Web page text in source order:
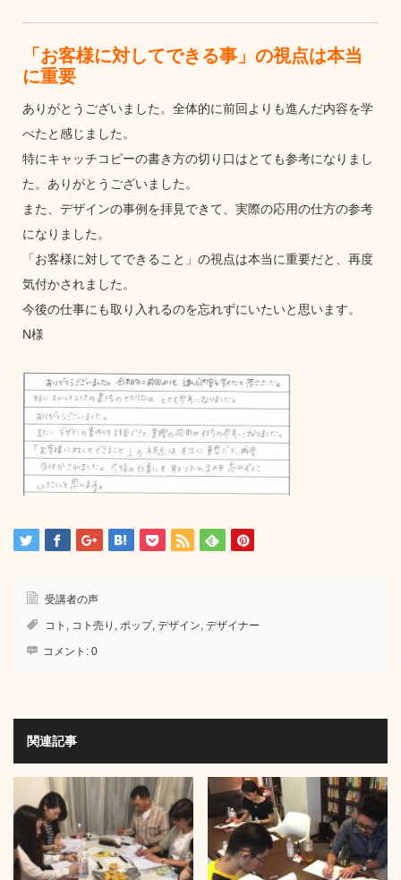
「お客様に対してできる事」の視点は本当
に重要
ありがとうございました。全体的に前回よりも進んだ内容を学
べたと感じました。
特にキャッチコピーの書き方の切り口はとても参考になりまし
た。ありがとうございました。
また、デザインの事例を拝見できて、実際の応用の仕方の参考
になりました。
「お客様に対してできること」の視点は本当に重要だと、再度
気付かされました。
今後の仕事にも取り入れるのを忘れずにいたいと思います。
N様
受講者の声
コト , コト売り , ポップ, デザイン, デザイナー
コメント: 0
関連記事